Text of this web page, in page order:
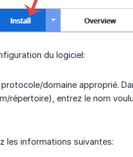
du logiciel:
domaine approprié.
répertoire), entrez le nom
les informations suivantes: